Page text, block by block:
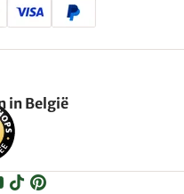
in België